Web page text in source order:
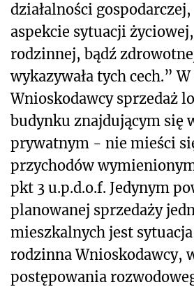
działalności
aspekcie sytuacji
rodzinnej, bądź
wykazywała tych cech.”
Wnioskodawcy sprzedaż
budynku znajdującym się
prywatnym - nie mieści
przychodów
pkt 3 u.p.d.o.f. Jedynym
planowanej sprzedaży
mieszkalnych jest
rodzinna Wnioskodawcy,
postępowania